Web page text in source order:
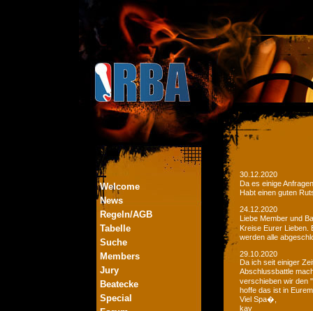
Welcome
News
Regeln/AGB
Tabelle
Suche
Members
Jury
Beatecke
Special
30.12.2020
Da es einige
Habt einen guten
24.12.2020
Liebe Member und
Kreise Eurer Lieben.
werden alle
29.10.2020
Da ich seit einiger
Abschlussbattle
verschieben wir den
hoffe das ist in
Viel Spa�,
kay